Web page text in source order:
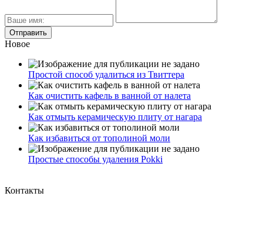
Новое
Простой способ удалиться из Твиттера
Как очистить кафель в ванной от налета
Как отмыть керамическую плиту от нагара
Как избавиться от тополиной моли
Простые способы удаления Pokki
Контакты